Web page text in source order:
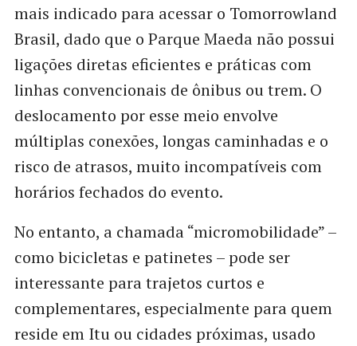
mais indicado para acessar o Tomorrowland
Brasil, dado que o Parque Maeda não possui
ligações diretas eficientes e práticas com
linhas convencionais de ônibus ou trem. O
deslocamento por esse meio envolve
múltiplas conexões, longas caminhadas e o
risco de atrasos, muito incompatíveis com
horários fechados do evento.
No entanto, a chamada “micromobilidade” –
como bicicletas e patinetes – pode ser
interessante para trajetos curtos e
complementares, especialmente para quem
reside em Itu ou cidades próximas, usado